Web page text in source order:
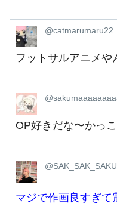
@catmarumaru22
フットサルアニメや
OP好きだな〜かっ
マジで作画良すぎて